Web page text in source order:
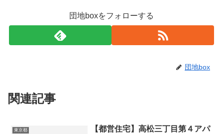
団地boxをフォローする
団地box
関連記事
東京都
【都営住宅】高松三丁目第４アパ